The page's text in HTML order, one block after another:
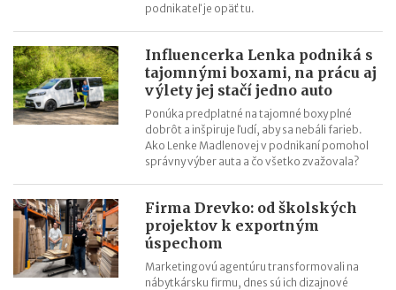
podnikateľ je opäť tu.
Influencerka Lenka podniká s
tajomnými boxami, na prácu aj
výlety jej stačí jedno auto
Ponúka predplatné na tajomné boxy plné
dobrôt a inšpiruje ľudí, aby sa nebáli farieb.
Ako Lenke Madlenovej v podnikaní pomohol
správny výber auta a čo všetko zvažovala?
Firma Drevko: od školských
projektov k exportným
úspechom
Marketingovú agentúru transformovali na
nábytkársku firmu, dnes sú ich dizajnové